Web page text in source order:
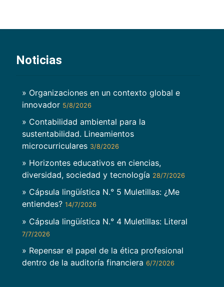
Noticias
» Organizaciones en un contexto global e
innovador 5/8/2026
» Contabilidad ambiental para la
sustentabilidad. Lineamientos
microcurriculares 3/8/2026
» Horizontes educativos en ciencias,
diversidad, sociedad y tecnología 28/7/2026
» Cápsula lingüística N.° 5 Muletillas: ¿Me
entiendes? 14/7/2026
» Cápsula lingüística N.° 4 Muletillas: Literal
7/7/2026
» Repensar el papel de la ética profesional
dentro de la auditoría financiera 6/7/2026